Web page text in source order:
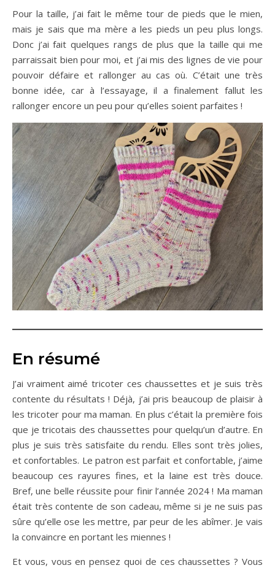
Pour la taille, j’ai fait le même tour de pieds que le mien,
mais je sais que ma mère a les pieds un peu plus longs.
Donc j’ai fait quelques rangs de plus que la taille qui me
parraissait bien pour moi, et j’ai mis des lignes de vie pour
pouvoir défaire et rallonger au cas où. C’était une très
bonne idée, car à l’essayage, il a finalement fallut les
rallonger encore un peu pour qu’elles soient parfaites !
En résumé
J’ai vraiment aimé tricoter ces chaussettes et je suis très
contente du résultats ! Déjà, j’ai pris beaucoup de plaisir à
les tricoter pour ma maman. En plus c’était la première fois
que je tricotais des chaussettes pour quelqu’un d’autre. En
plus je suis très satisfaite du rendu. Elles sont très jolies,
et confortables. Le patron est parfait et confortable, j’aime
beaucoup ces rayures fines, et la laine est très douce.
Bref, une belle réussite pour finir l’année 2024 ! Ma maman
était très contente de son cadeau, même si je ne suis pas
sûre qu’elle ose les mettre, par peur de les abîmer. Je vais
la convaincre en portant les miennes !
Et vous, vous en pensez quoi de ces chaussettes ? Vous